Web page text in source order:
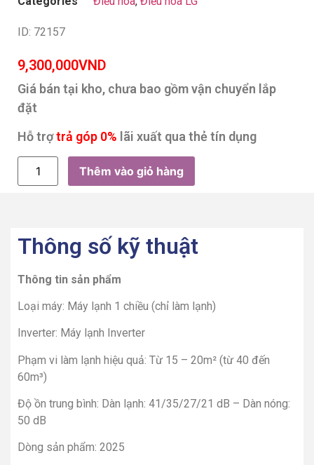
ID: 72157
9,300,000VND
Giá bán tại kho, chưa bao gồm vận chuyển lắp
đặt
Hỗ trợtrả góp 0% lãi xuất qua thẻ tín dụng
Thêm vào giỏ hàng
Thông số kỹ thuật
Thông tin sản phẩm
Loại máy: Máy lạnh 1 chiều (chỉ làm lạnh)
Inverter: Máy lạnh Inverter
Phạm vi làm lạnh hiệu quả: Từ 15 – 20m² (từ 40 đến
60m³)
Độ ồn trung bình: Dàn lạnh: 41/35/27/21 dB – Dàn nóng:
50 dB
Dòng sản phẩm: 2025